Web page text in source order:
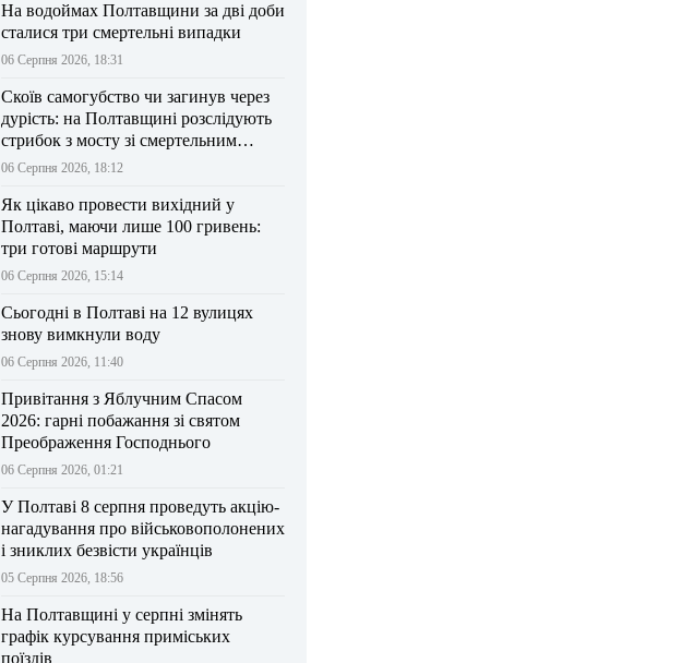
На водоймах Полтавщини за дві доби
сталися три смертельні випадки
06 Серпня 2026, 18:31
Скоїв самогубство чи загинув через
дурість: на Полтавщині розслідують
стрибок з мосту зі смертельним
результатом
06 Серпня 2026, 18:12
Як цікаво провести вихідний у
Полтаві, маючи лише 100 гривень:
три готові маршрути
06 Серпня 2026, 15:14
Сьогодні в Полтаві на 12 вулицях
знову вимкнули воду
06 Серпня 2026, 11:40
Привітання з Яблучним Спасом
2026: гарні побажання зі святом
Преображення Господнього
06 Серпня 2026, 01:21
У Полтаві 8 серпня проведуть акцію-
нагадування про військовополонених
і зниклих безвісти українців
05 Серпня 2026, 18:56
На Полтавщині у серпні змінять
графік курсування приміських
поїздів